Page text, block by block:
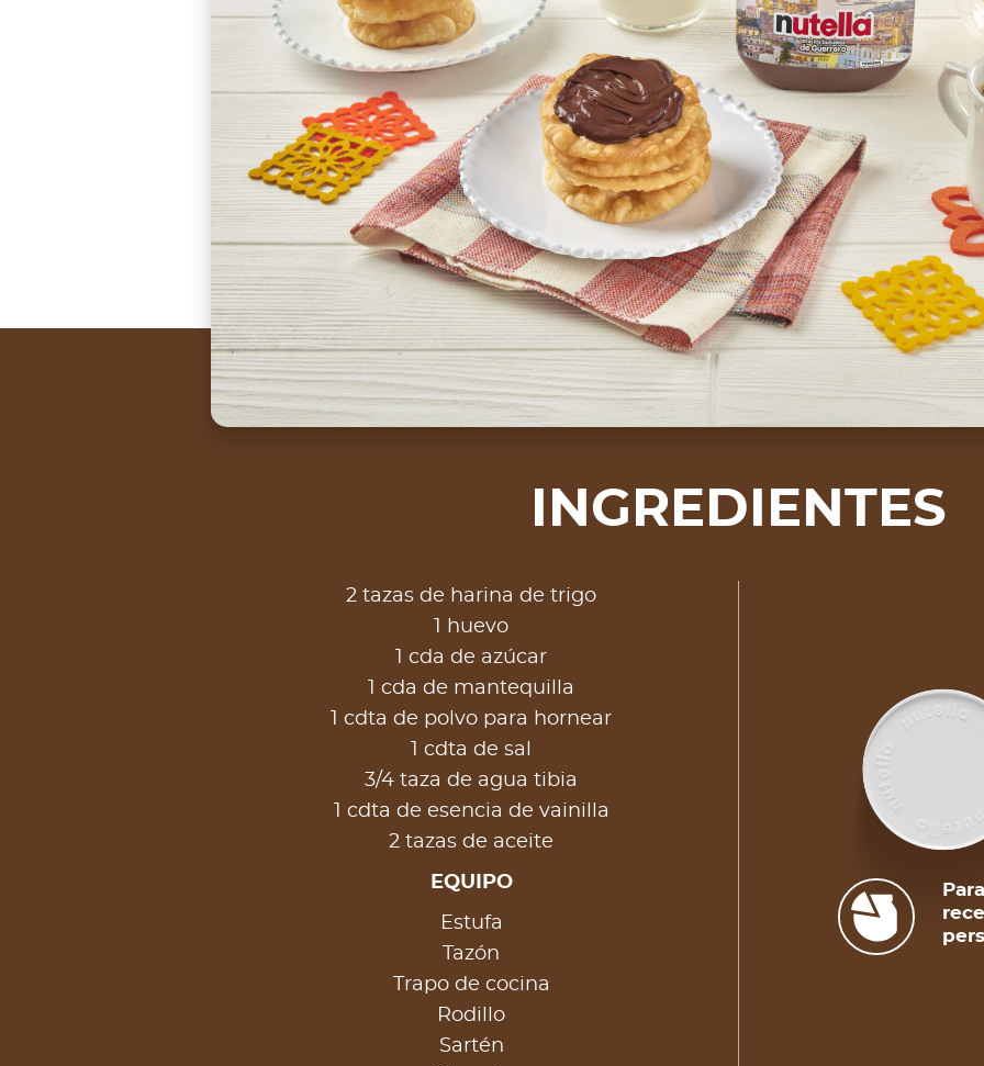
INGREDIENTES
2 tazas de harina de trigo
1 huevo
1 cda de azúcar
1 cda de mantequilla
1 cdta de polvo para hornear
1 cdta de sal
3/4 taza de agua tibia
1 cdta de esencia de vainilla
2 tazas de aceite
EQUIPO
Estufa
Tazón
Trapo de cocina
Rodillo
Sartén